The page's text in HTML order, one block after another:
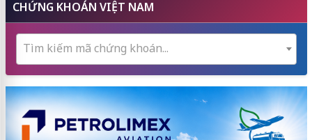
CHỨNG KHOÁN VIỆT NAM
Tìm kiếm mã chứng khoán...